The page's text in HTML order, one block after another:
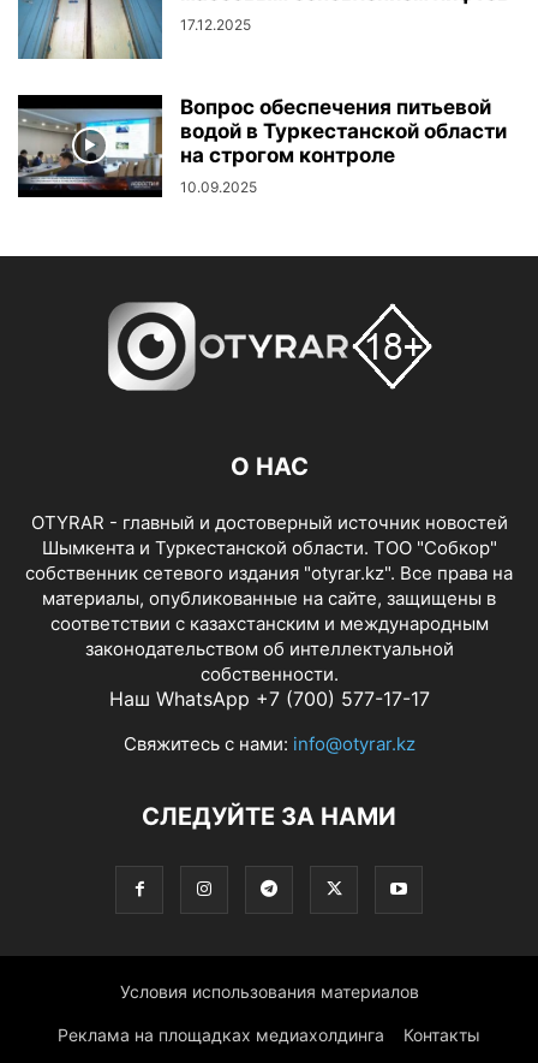
17.12.2025
Вопрос обеспечения питьевой
водой в Туркестанской области
на строгом контроле
10.09.2025
О НАС
OTYRAR - главный и достоверный источник новостей
Шымкента и Туркестанской области. ТОО "Собкор"
собственник сетевого издания "otyrar.kz". Все права на
материалы, опубликованные на сайте, защищены в
соответствии с казахстанским и международным
законодательством об интеллектуальной
собственности.
Наш WhatsApp +7 (700) 577-17-17
Свяжитесь с нами: info@otyrar.kz
СЛЕДУЙТЕ ЗА НАМИ
Условия использования материалов
Реклама на площадках медиахолдинга Контакты